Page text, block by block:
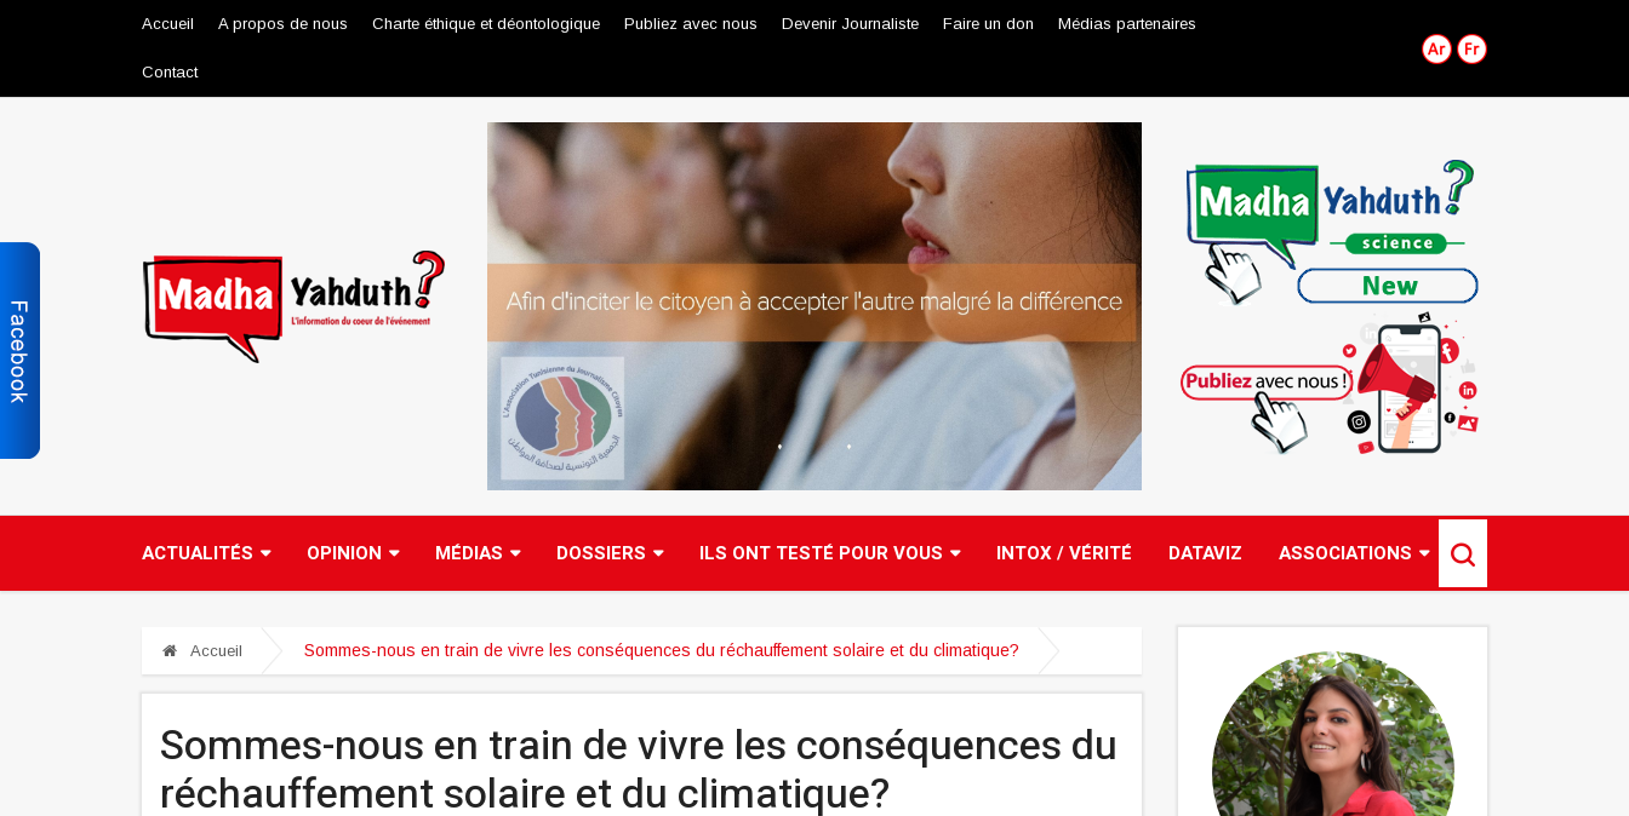
Accueil A propos de nous Charte éthique et déontologique Publiez avec nous Devenir Journaliste
Journaliste citoyen
Faire un don Médias partenaires
Contact
ACTUALITÉS OPINION MÉDIAS DOSSIERS ILS ONT TESTÉ POUR VOUS INTOX / VÉRITÉ DATAVIZ ASSOCIATIONS
Accueil Sommes-nous en train de vivre les conséquences du réchauffement solaire et du climatique?
Sommes-nous en train de vivre les conséquences du
réchauffement solaire et du climatique?